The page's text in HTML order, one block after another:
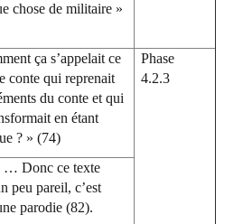
chose de militaire »
ça s’appelait ce
conte qui reprenait
du conte et qui
en étant
? » (74)
Phase
4.2.3
… Donc ce texte
peu pareil, c’est
parodie (82).